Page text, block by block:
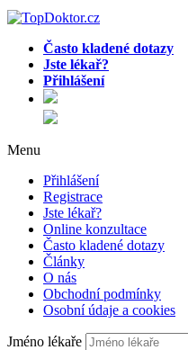
Často kladené dotazy
Jste lékař?
Přihlášení
Menu
Přihlášení
Registrace
Jste lékař?
Online konzultace
Často kladené dotazy
Články
O nás
Obchodní podmínky
Osobní údaje a cookies
Jméno lékaře